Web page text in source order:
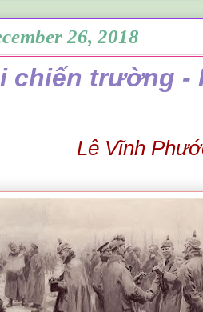
26, 2018
chiến trường -
Lê Vĩnh